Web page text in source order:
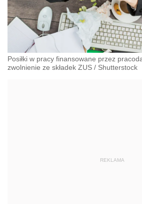
Posiłki w pracy finansowane przez
zwolnienie ze składek ZUS / Shutterstock